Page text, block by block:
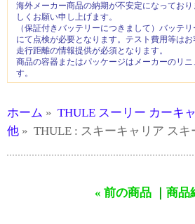
海外メーカー商品の納期が不安定になってお
しくお願い申し上げます。
（保証付きバッテリーにつきまして）バッテ
にて点検が必要となります。テスト費用等は
走行距離の情報提供が必須となります。
商品の容器またはパッケージはメーカーのリ
す。
ホーム » THULE スーリー カーキ
他 » THULE : スキーキャリア ス
« 前の商品 商品